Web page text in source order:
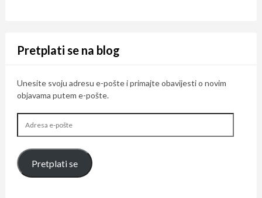
Pretplati se na blog
Unesite svoju adresu e-pošte i primajte obavijesti o novim
objavama putem e-pošte.
Pretplati se